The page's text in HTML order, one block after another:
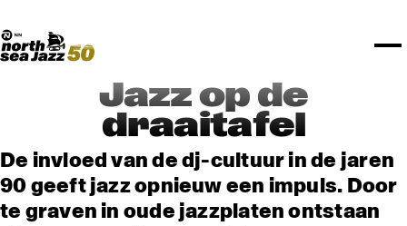
PRAKTISCH
Plattegrond
NSJ50
SPOTIFY PLAYLISTEN
PARTNERS
FESTIVAL PARTNERS
TTEP
UNICEF
MEDIA PARTNERS
OVERIGE PARTNERS
Rotterdam Festivals
STËLZ
Rotterdam Tourist Information
North Sea Round Town
I love my ears
OVER NSJ
ALGEMEEN
Merchandise
Spotify playlisten
North Sea Jazz video archief
Rockit Festival
Boy Edgar Prijs
Mojo Jazz mailing
AGENDA
Jazz op de
draaitafel
De invloed van de dj-cultuur in de jaren
90 geeft jazz opnieuw een impuls. Door
te graven in oude jazzplaten ontstaan